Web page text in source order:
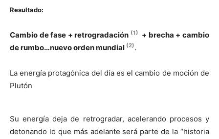
Resultado:
Cambio de fase + retrogradación (1)
+ brecha + cambio
de rumbo…nuevo orden mundial (2).
La energía protagónica del día es el cambio de moción de
Plutón
Su energía deja de retrogradar, acelerando procesos y
detonando lo que más adelante será parte de la “historia